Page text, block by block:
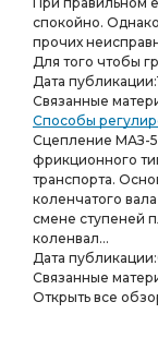
спокойно.
прочих
Для того чтобы
Дата публикации:
Связанные
Способы
Сцепление МАЗ-
фрикционного
транспорта.
коленчатого
смене ступеней
коленвал...
Дата публикации:
Связанные
Открыть все